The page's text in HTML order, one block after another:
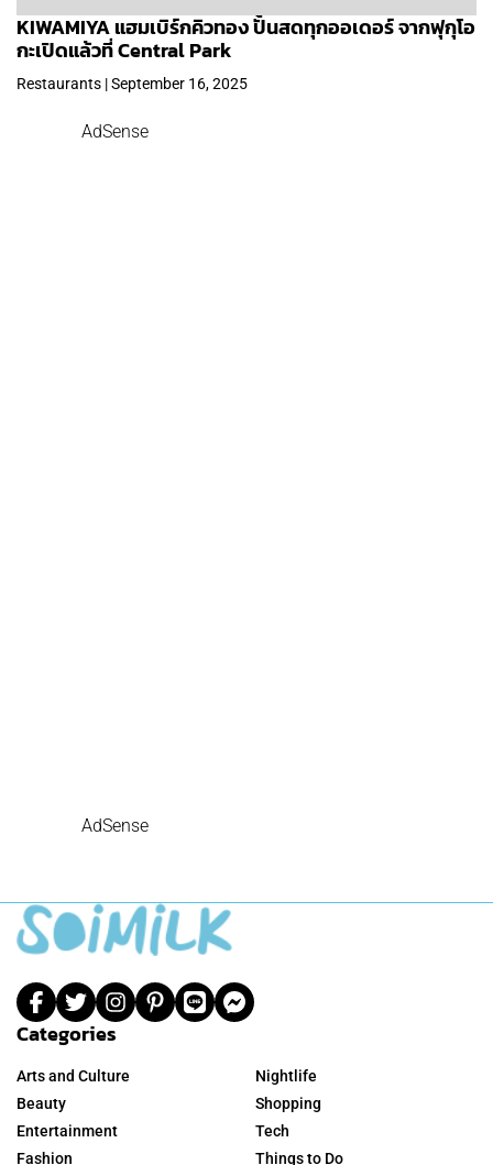
KIWAMIYA แฮมเบิร์กคิวทอง ปั้นสดทุกออเดอร์ จากฟุกุโอ
กะเปิดแล้วที่ Central Park
Restaurants | September 16, 2025
AdSense
AdSense
Categories
Arts and Culture
Beauty
Entertainment
Fashion
Nightlife
Shopping
Tech
Things to Do